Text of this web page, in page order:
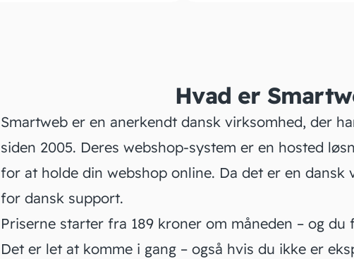
Hvad er
Smartweb er en anerkendt dansk virksomhed, der
siden 2005. Deres webshop-system er en hosted
for at holde din webshop online. Da det er en dansk
for dansk support.
Priserne starter fra 189 kroner om måneden – og
Det er let at komme i gang – også hvis du ikke er